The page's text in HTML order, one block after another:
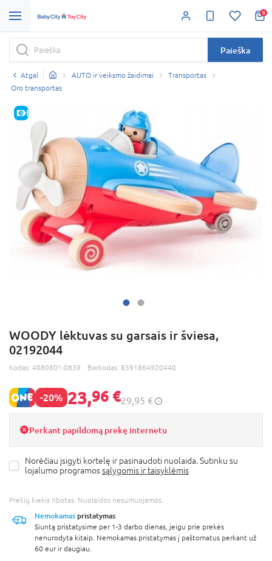
0
Paieška
Atgal AUTO ir veiksmo žaidimai
Transportas
Oro transportas
E-KAINA
WOODY lėktuvas su garsais ir šviesa,
02192044
Kodas: 4080801-0839 Barkodas: 8591864920440
-20% 23,96 €29,95 €
Perkant papildomą prekę internetu
Norėčiau įsigyti kortelę ir pasinaudoti nuolaida. Sutinku su
lojalumo programossąlygomis ir taisyklėmis
Prekių kiekis ribotas. Nuolaidos nesumuojamos.
Nemokamas pristatymas
Siuntą pristatysime per 1-3 darbo dienas, jeigu prie prekės
nenurodyta kitaip. Nemokamas pristatymas į paštomatus perkant už
60 eur ir daugiau.